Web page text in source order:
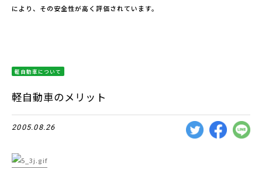
により、その安全性が高く評価されています。
軽自動車について
軽自動車のメリット
2005.08.26